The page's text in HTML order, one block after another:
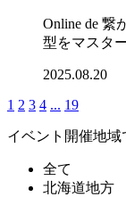
Online de 繋
型をマスタ
2025.08.20
1 2 3 4 ... 19
イベント開催地域
全て
北海道地方